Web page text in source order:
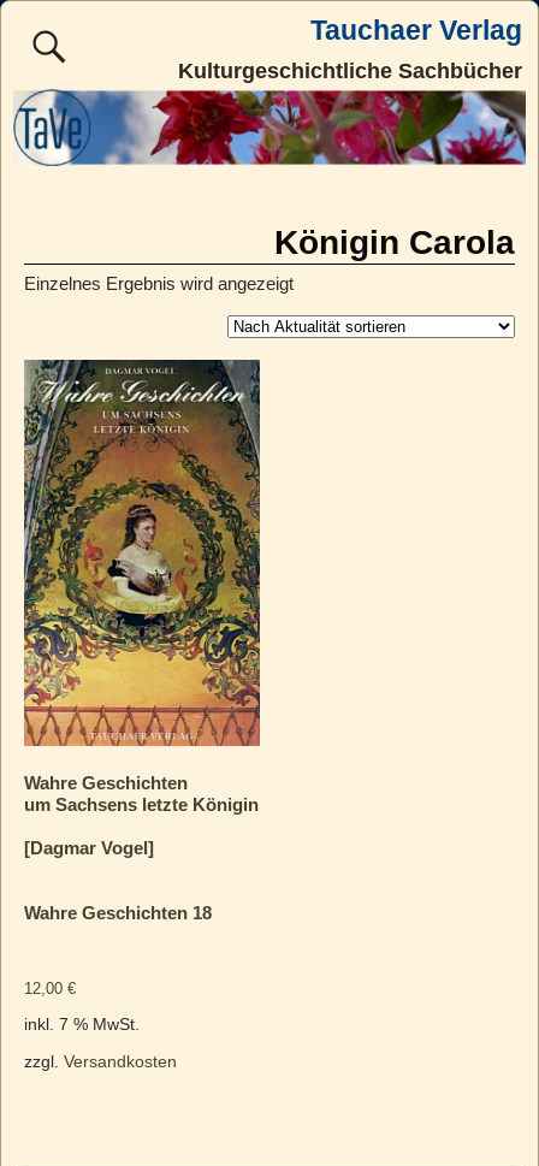
Tauchaer Verlag
Kulturgeschichtliche Sachbücher
Königin Carola
Einzelnes Ergebnis wird angezeigt
Wahre Geschichten
um Sachsens letzte Königin
[Dagmar Vogel]
Wahre Geschichten 18
12,00 €
inkl. 7 % MwSt.
zzgl. Versandkosten